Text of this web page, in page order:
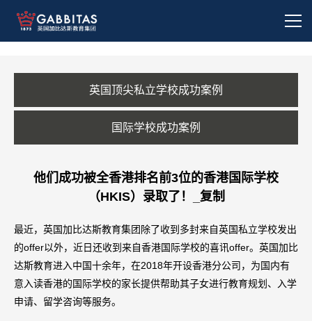
英国顶尖私立学校成功案例
国际学校成功案例
他们成功被全香港排名前3位的香港国际学校
（HKIS）录取了！_复制
最近，英国加比达斯教育集团除了收到多封来自英国私立学校发出
的offer以外，近日还收到来自香港国际学校的喜讯offer。英国加比
达斯教育进入中国十余年，在2018年开设香港分公司，为国内有
意入读香港的国际学校的家长提供帮助其子女进行教育规划、入学
申请、留学咨询等服务。